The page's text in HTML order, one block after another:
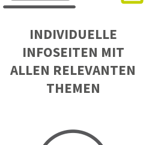
INDIVIDUELLE
INFOSEITEN MIT
ALLEN RELEVANTEN
THEMEN